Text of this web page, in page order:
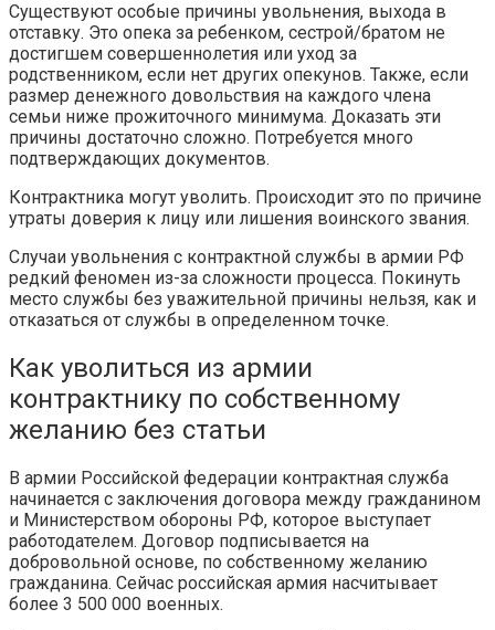
Существуют особые причины увольнения, выхода в
отставку. Это опека за ребенком, сестрой/братом не
достигшем совершеннолетия или уход за
родственником, если нет других опекунов. Также, если
размер денежного довольствия на каждого члена
семьи ниже прожиточного минимума. Доказать эти
причины достаточно сложно. Потребуется много
подтверждающих документов.
Контрактника могут уволить. Происходит это по причине
утраты доверия к лицу или лишения воинского звания.
Случаи увольнения с контрактной службы в армии РФ
редкий феномен из-за сложности процесса. Покинуть
место службы без уважительной причины нельзя, как и
отказаться от службы в определенном точке.
Как уволиться из армии
контрактнику по собственному
желанию без статьи
В армии Российской федерации контрактная служба
начинается с заключения договора между гражданином
и Министерством обороны РФ, которое выступает
работодателем. Договор подписывается на
добровольной основе, по собственному желанию
гражданина. Сейчас российская армия насчитывает
более 3 500 000 военных.